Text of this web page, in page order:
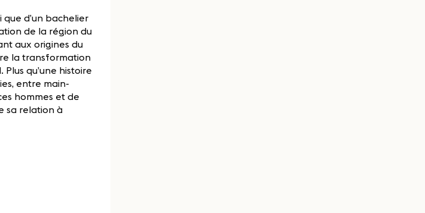
que d’un bachelier
de la région du
aux origines du
la transformation
qu’une histoire
entre main-
hommes et de
sa relation à